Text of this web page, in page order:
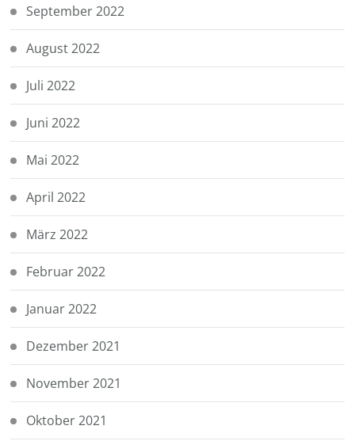
September 2022
August 2022
Juli 2022
Juni 2022
Mai 2022
April 2022
März 2022
Februar 2022
Januar 2022
Dezember 2021
November 2021
Oktober 2021